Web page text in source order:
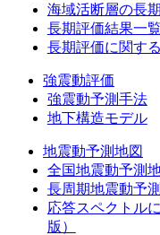
海域活断層の長
長期評価結果一覧
長期評価に関す
強震動評価
強震動予測手法
地下構造モデル
地震動予測地図
全国地震動予測
長周期地震動予
応答スペクトル
版）